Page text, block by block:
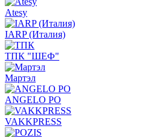
Atesy
IARP (Италия)
ТПК "ШЕФ"
Мартэл
ANGELO PO
VAKKPRESS